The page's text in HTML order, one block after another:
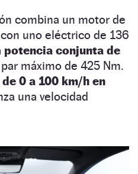
combina un motor de
uno eléctrico de 136
potencia conjunta de
máximo de 425 Nm.
0 a 100 km/h en
una velocidad